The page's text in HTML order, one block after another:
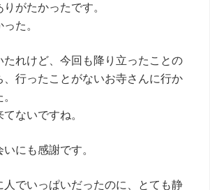
がたかったです。
た。
たれけど、今回も降り立ったことの
、行ったことがないお寺さんに行か
ないですね。
にも感謝です。
人でいっぱいだったのに、とても静